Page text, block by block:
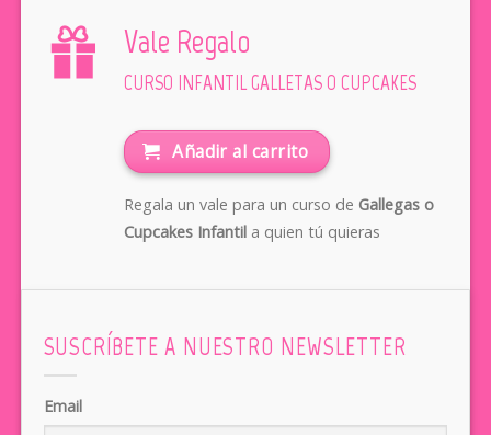
Vale Regalo
CURSO INFANTIL GALLETAS O CUPCAKES
Añadir al carrito
Regala un vale para un curso de Gallegas o
Cupcakes Infantila quien tú quieras
SUSCRÍBETE A NUESTRO NEWSLETTER
Email